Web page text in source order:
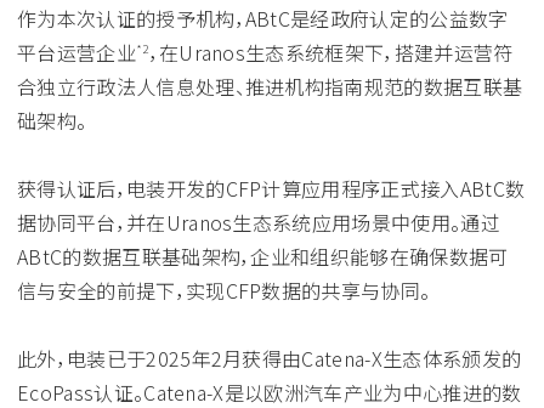
作为本次认证的授予机构，ABtC是经政府认定的公益数字
平台运营企业*2，在Uranos生态系统框架下，搭建并运营符
合独立行政法人信息处理、推进机构指南规范的数据互联基
础架构。
获得认证后，电装开发的CFP计算应用程序正式接入ABtC数
据协同平台，并在Uranos生态系统应用场景中使用。通过
ABtC的数据互联基础架构，企业和组织能够在确保数据可
信与安全的前提下，实现CFP数据的共享与协同。
此外，电装已于2025年2月获得由Catena-X生态体系颁发的
EcoPass认证。Catena-X是以欧洲汽车产业为中心推进的数